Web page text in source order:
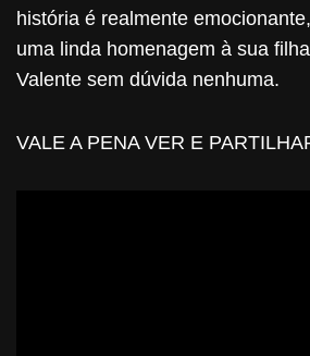
história é realmente
uma linda homenagem à sua
Valente sem dúvida nenhuma.
VALE A PENA VER E